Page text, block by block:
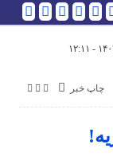
چاپ خبر